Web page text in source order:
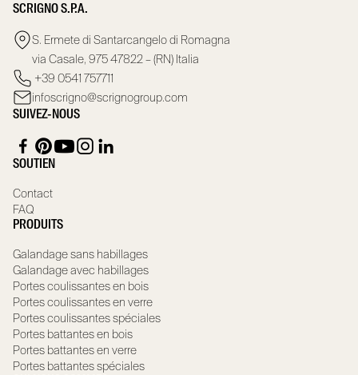
SCRIGNO S.P.A.
S. Ermete di Santarcangelo di Romagna
via Casale, 975 47822 – (RN) Italia
+39 0541 757711
infoscrigno@scrignogroup.com
SUIVEZ-NOUS
SOUTIEN
Contact
FAQ
PRODUITS
Galandage sans habillages
Galandage avec habillages
Portes coulissantes en bois
Portes coulissantes en verre
Portes coulissantes spéciales
Portes battantes en bois
Portes battantes en verre
Portes battantes spéciales